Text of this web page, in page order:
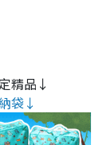
精品↓
袋↓